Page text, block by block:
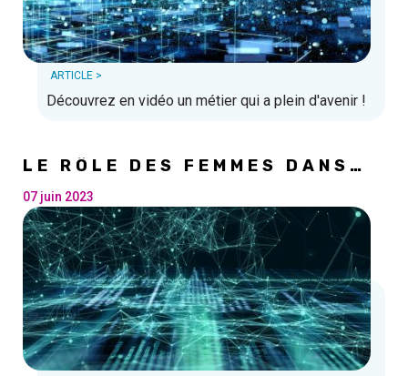
ARTICLE >
Découvrez en vidéo un métier qui a plein d'avenir !
LE RÔLE DES FEMMES DANS
07 juin 2023